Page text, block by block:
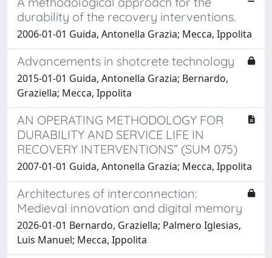
durability of the recovery interventions.
2006-01-01 Guida, Antonella Grazia; Mecca, Ippolita
Advancements in shotcrete technology
2015-01-01 Guida, Antonella Grazia; Bernardo,
Graziella; Mecca, Ippolita
AN OPERATING METHODOLOGY FOR
DURABILITY AND SERVICE LIFE IN
RECOVERY INTERVENTIONS” (SUM 075)
2007-01-01 Guida, Antonella Grazia; Mecca, Ippolita
Architectures of interconnection:
Medieval innovation and digital memory
2026-01-01 Bernardo, Graziella; Palmero Iglesias,
Luis Manuel; Mecca, Ippolita